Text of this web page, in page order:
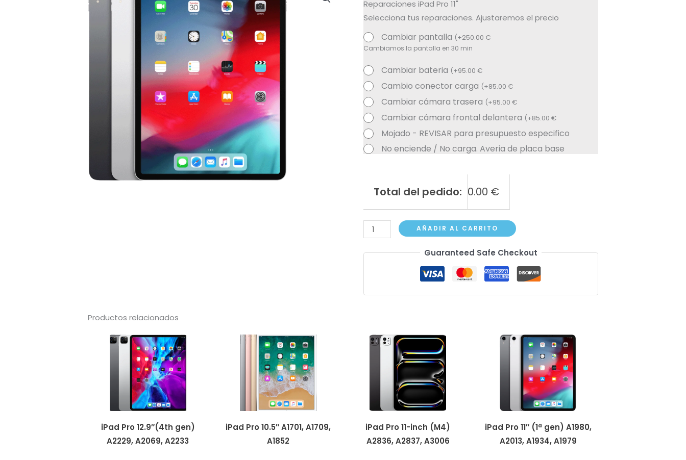
Reparaciones iPad Pro 11"
Selecciona tus reparaciones. Ajustaremos el precio
Cambiar pantalla (+250.00 €
Cambiamos la pantalla en 30 min
Cambiar bateria (+95.00 €
Cambio conector carga (+85.00 €
Cambiar cámara trasera (+95.00 €
Cambiar cámara frontal delantera (+85.00 €
Mojado - REVISAR para presupuesto especifico
No enciende / No carga. Averia de placa base
Total del pedido: 0.00 €
iPad
Pro
11"
A1980,
A1979
cantidad
AÑADIR AL CARRITO
Guaranteed Safe Checkout
Productos relacionados
iPad Pro 12.9″(4th gen)
A2229, A2069, A2233
iPad Pro 10.5″ A1701, A1709,
A1852
iPad Pro 11-inch (M4)
A2836, A2837, A3006
iPad Pro 11″ (1ª gen) A1980,
A2013, A1934, A1979